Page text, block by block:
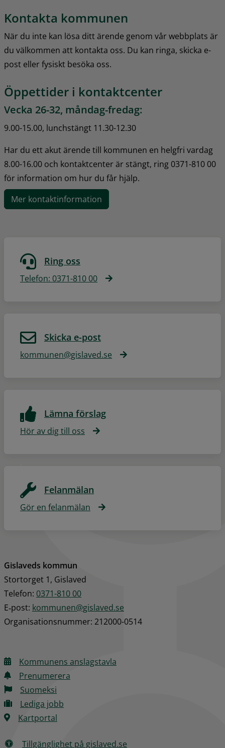
Kontakta kommunen
När du inte kan lösa ditt ärende genom vår webbplats är
du välkommen att kontakta oss. Du kan ringa, skicka e-
post eller fysiskt besöka oss.
Öppettider i kontaktcenter
Vecka 26-32, måndag-fredag:
9.00-15.00, lunchstängt 11.30-12.30
Har du ett akut ärende till kommunen en helgfri vardag
8.00-16.00 och kontaktcenter är stängt, ring 0371-810 00
för information om hur du får hjälp.
Mer kontaktinformation
Ring oss
Telefon: 0371-810 00
Skicka e-post
kommunen@gislaved.se
Lämna förslag
Hör av dig till oss
Felanmälan
Gör en felanmälan
Gislaveds kommun
Stortorget 1, Gislaved
Telefon: 0371-810 00
E‑post: kommunen@gislaved.se
Organisationsnummer: 212000-0514
Kommunens anslagstavla
Prenumerera
Suomeksi
Lediga jobb
Kartportal
Tillgänglighet på gislaved.se